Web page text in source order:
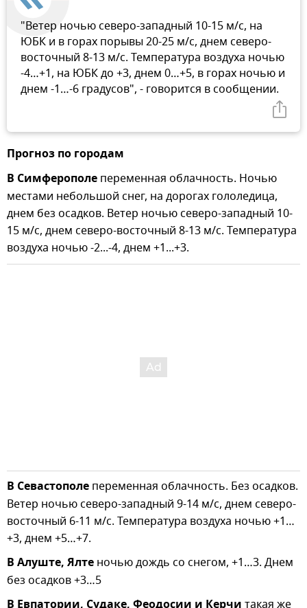
"Ветер ночью северо-западный 10-15 м/с, на
ЮБК и в горах порывы 20-25 м/с, днем северо-
восточный 8-13 м/с. Температура воздуха ночью
-4…+1, на ЮБК до +3, днем 0…+5, в горах ночью и
днем -1…-6 градусов", - говорится в сообщении.
Прогноз по городам
В Симферополе переменная облачность. Ночью
местами небольшой снег, на дорогах гололедица,
днем без осадков. Ветер ночью северо-западный 10-
15 м/с, днем северо-восточный 8-13 м/с. Температура
воздуха ночью -2...-4, днем +1...+3.
В Севастополе переменная облачность. Без осадков.
Ветер ночью северо-западный 9-14 м/с, днем северо-
восточный 6-11 м/с. Температура воздуха ночью +1…
+3, днем +5…+7.
В Алуште, Ялте ночью дождь со снегом, +1…3. Днем
без осадков +3…5
такая же